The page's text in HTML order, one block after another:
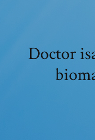
Doctor